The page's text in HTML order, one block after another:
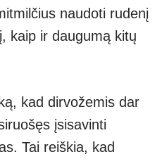
naudoti rudenį
kaip ir daugumą kitų
kad dirvožemis dar
įsisavinti
Tai reiškia, kad